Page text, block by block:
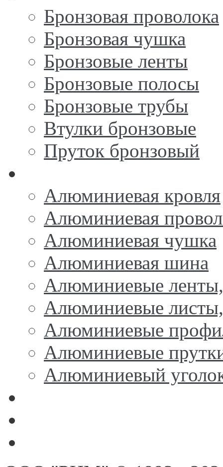
Бронзовая проволока
Бронзовая чушка
Бронзовые ленты
Бронзовые полосы
Бронзовые трубы
Втулки бронзовые
Пруток бронзовый
Алюминиевая кровля
Алюминиевая
Алюминиевая чушка
Алюминиевая шина
Алюминиевые
Алюминиевые
Алюминиевые
Алюминиевые
Алюминиевый